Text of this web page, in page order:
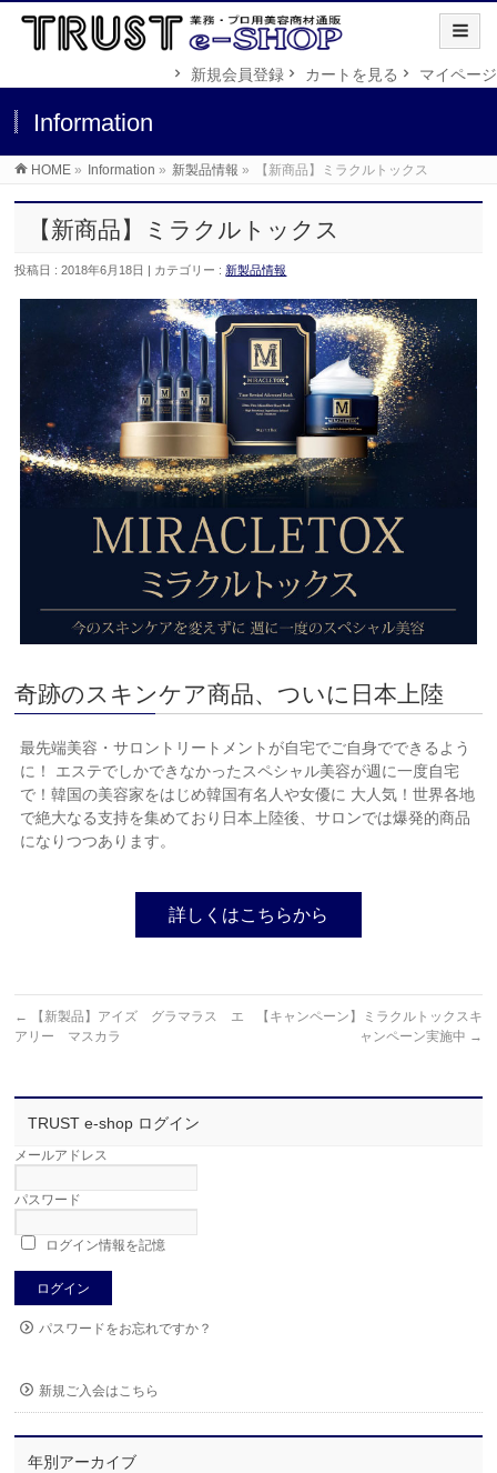
マイページ
カートを見る
新規会員登録
Information
HOME » Information » 新製品情報 » 【新商品】ミラクルトックス
【新商品】ミラクルトックス
投稿日 : 2018年6月18日 | カテゴリー : 新製品情報
奇跡のスキンケア商品、ついに日本上陸
最先端美容・サロントリートメントが自宅でご自身でできるよう
に！ エステでしかできなかったスペシャル美容が週に一度自宅
で！韓国の美容家をはじめ韓国有名人や女優に 大人気！世界各地
で絶大なる支持を集めており日本上陸後、サロンでは爆発的商品
になりつつあります。
詳しくはこちらから
←
【新製品】アイズ グラマラス エ
アリー マスカラ
【キャンペーン】ミラクルトックスキ
ャンペーン実施中 →
TRUST e-shop ログイン
メールアドレス
パスワード
ログイン情報を記憶
パスワードをお忘れですか？
新規ご入会はこちら
年別アーカイブ